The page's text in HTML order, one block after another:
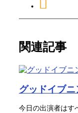
関連記事
グッドイ
今日の出演者はす